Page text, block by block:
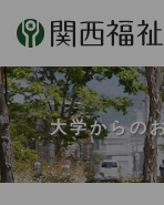
大学からの